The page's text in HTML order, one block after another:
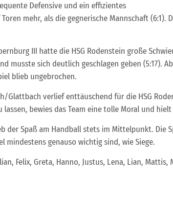
Defensive und ein effizientes
mehr, als die gegnerische Mannschaft
III hatte die HSG Rodenstein große
musste sich deutlich geschlagen geben (5:17).
blieb ungebrochen.
Glattbach verlief enttäuschend für die HSG
lassen, bewies das Team eine tolle Moral und
der Spaß am Handball stets im Mittelpunkt.
mindestens genauso wichtig sind, wie Siege.
Felix, Greta, Hanno, Justus, Lena, Lian, Mattis,